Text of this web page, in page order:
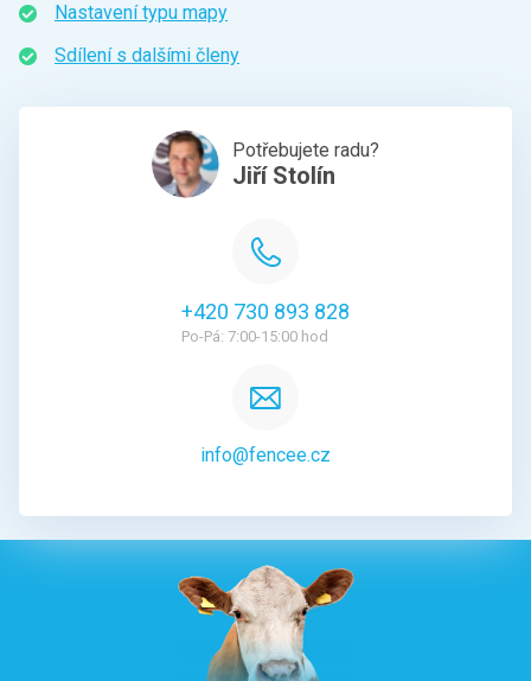
Nastavení typu mapy
Sdílení s dalšími členy
Potřebujete radu?
Jiří Stolín
+420 730 893 828
Po-Pá: 7:00-15:00 hod
info@fencee.cz